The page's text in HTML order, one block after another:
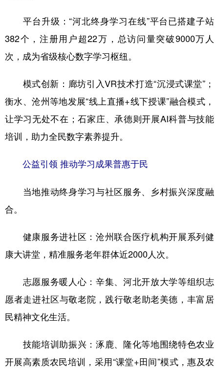
平台升级：“河北终身学习在线”平台已搭建子站
382个，注册用户超22万，总访问量突破9000万人
次，成为省级核心数字学习枢纽。
模式创新：廊坊引入VR技术打造“沉浸式课堂”；
衡水、沧州等地发展“线上直播+线下授课”融合模式，
让学习无处不在；石家庄、承德则开展AI科普与技能
培训，助力全民数字素养提升。
公益引领 推动学习成果普惠于民
当地推动终身学习与社区服务、乡村振兴深度融
合。
健康服务进社区：沧州联合医疗机构开展系列健
康大讲堂，精准服务老年群体近2000人次。
志愿服务暖人心：辛集、河北开放大学等组织志
愿者走进社区与敬老院，践行敬老助老美德，丰富居
民精神文化生活。
技能培训助振兴：涿鹿、隆化等地围绕特色农业
开展高素质农民培训，采用“课堂+田间”模式，惠及农